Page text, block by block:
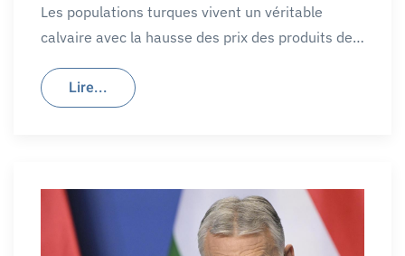
Les populations turques vivent un véritable
calvaire avec la hausse des prix des produits de…
Lire...